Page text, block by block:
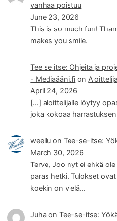
vanhaa poistuu
June 23, 2026
This is so much fun!
makes you smile.
Tee se itse: Ohjeita ja
- Mediaääni.fi on
April 24, 2026
[…] aloittelijalle löytyy
joka kokoaa
weellu onTee-se-itse:
March 30, 2026
Terve, Joo nyt ei ehkä
paras hetki. Tulokset
koekin on vielä…
Juha onTee-se-itse: